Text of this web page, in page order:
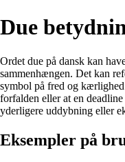
Due
Ordet due på dansk kan
sammenhængen. Det kan
symbol på fred og
forfalden eller at en
yderligere uddybning eller
Eksempler på